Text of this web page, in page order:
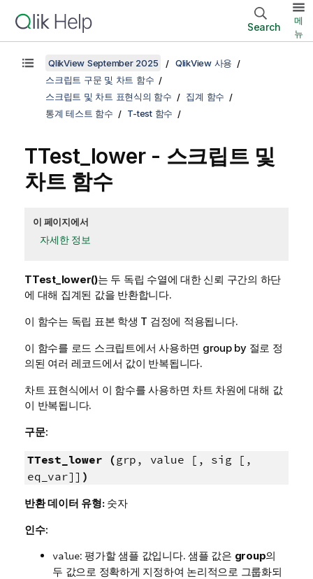
Search
메
뉴
QlikView September 2025
QlikView 사용
스크립트 구문 및 차트 함수
스크립트 및 차트 표현식의 함수
집계 함수
통계 테스트 함수
T-test 함수
TTest_lower- 스크립트 및
차트 함수
이 페이지에서
자세한 정보
TTest_lower()는 두 독립 수열에 대한 신뢰 구간의 하단
에 대해 집계된 값을 반환합니다.
이 함수는 독립 표본 학생 T 검정에 적용됩니다.
이 함수를 로드 스크립트에서 사용하면 group by 절로 정
의된 여러 레코드에서 값이 반복됩니다.
차트 표현식에서 이 함수를 사용하면 차트 차원에 대해 값
이 반복됩니다.
구문:
TTest_lower (grp, value [, sig [,
eq_var]] )
반환 데이터 유형: 숫자
인수:
value: 평가할 샘플 값입니다. 샘플 값은 group의
두 값으로 정확하게 지정하여 논리적으로 그룹화되